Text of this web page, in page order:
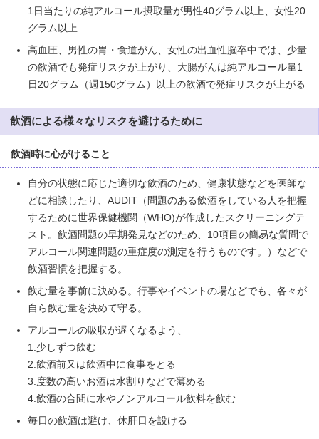
1日当たりの純アルコール摂取量が男性40グラム以上、女性20
グラム以上
高血圧、男性の胃・食道がん、女性の出血性脳卒中では、少量
の飲酒でも発症リスクが上がり、大腸がんは純アルコール量1
日20グラム（週150グラム）以上の飲酒で発症リスクが上がる
飲酒による様々なリスクを避けるために
飲酒時に心がけること
自分の状態に応じた適切な飲酒のため、健康状態などを医師な
どに相談したり、AUDIT（問題のある飲酒をしている人を把握
するために世界保健機関（WHO)が作成したスクリーニングテ
スト。飲酒問題の早期発見などのため、10項目の簡易な質問で
アルコール関連問題の重症度の測定を行うものです。）などで
飲酒習慣を把握する。
飲む量を事前に決める。行事やイベントの場などでも、各々が
自ら飲む量を決めて守る。
アルコールの吸収が遅くなるよう、
1.少しずつ飲む
2.飲酒前又は飲酒中に食事をとる
3.度数の高いお酒は水割りなどで薄める
4.飲酒の合間に水やノンアルコール飲料を飲む
毎日の飲酒は避け、休肝日を設ける